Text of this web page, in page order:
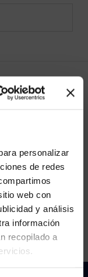
personalizar
de redes
web con
y análisis
información
recopilado a
USA.